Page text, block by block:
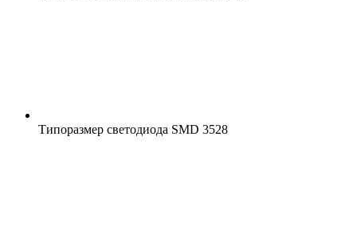
Типоразмер светодиода SMD 3528